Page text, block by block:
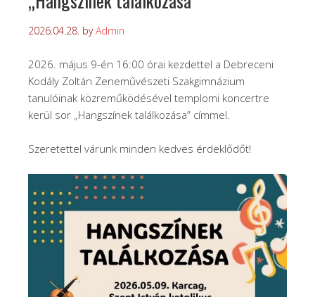
2026.04.28. byAdmin
2026. május 9-én 16:00 órai kezdettel a Debreceni
Kodály Zoltán Zeneművészeti Szakgimnázium
tanulóinak közreműködésével templomi koncertre
kerül sor „Hangszínek találkozása” címmel.
Szeretettel várunk minden kedves érdeklődőt!